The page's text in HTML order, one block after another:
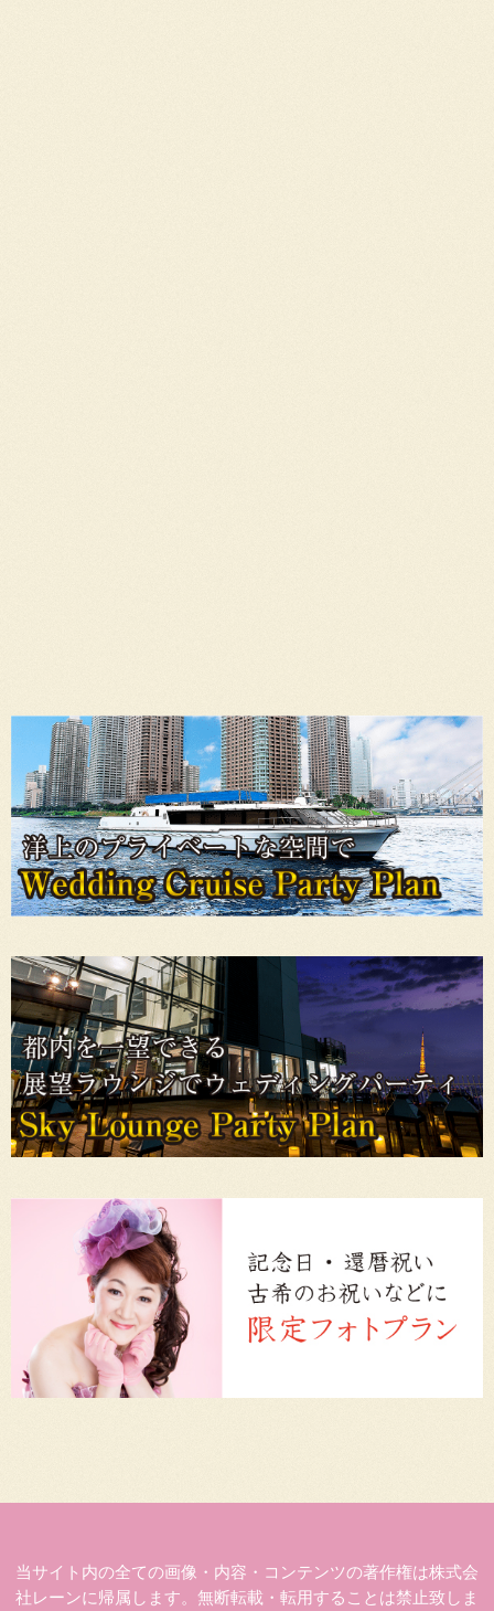
当サイト内の全ての画像・内容・コンテンツの著作権は株式会
社レーンに帰属します。無断転載・転用することは禁止致しま